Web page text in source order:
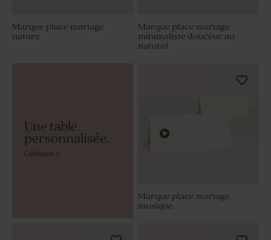
Une table
personnalisée.
Celebrate it.
Marque place mariage
nature
Marque place mariage
minimaliste douceur au
naturel
Marque place mariage
musique